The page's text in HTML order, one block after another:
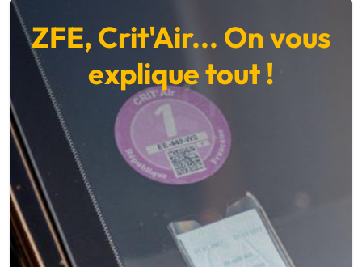
ZFE, Crit'Air... On vous
explique tout !